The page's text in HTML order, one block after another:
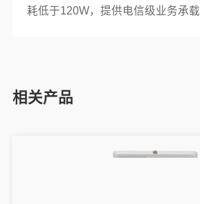
耗低于120W，提供电信级业务承载
相关产品